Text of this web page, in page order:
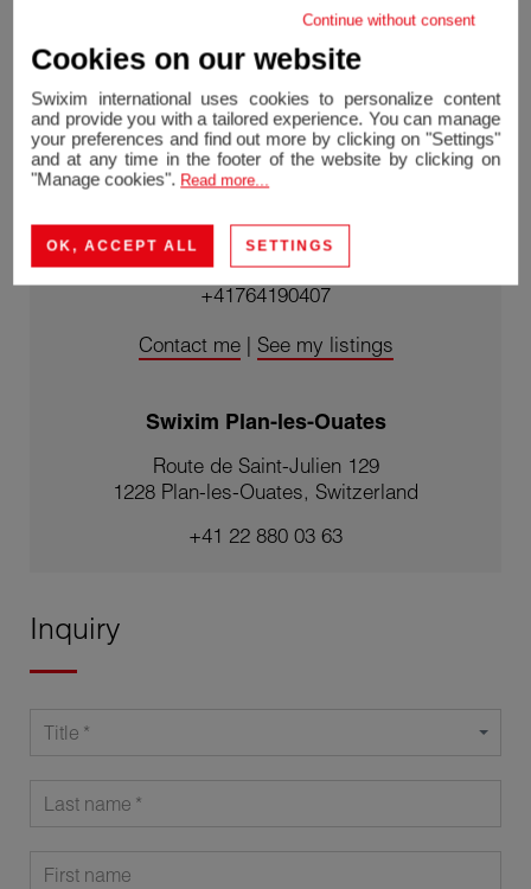
Inquiry
Title
Last name
First name
Sandra LEOPIZZI
Agent Swixim
+41764190407
Contact me| See my listings
Swixim Plan-les-Ouates
Route de Saint-Julien 129
1228 Plan-les-Ouates, Switzerland
+41 22 880 03 63
Continue without consent
Cookies on our website
Swixim international uses cookies to personalize content
and provide you with a tailored experience. You can manage
your preferences and find out more by clicking on "Settings"
and at any time in the footer of the website by clicking on
"Manage cookies". Read more...
OK, ACCEPT ALL SETTINGS